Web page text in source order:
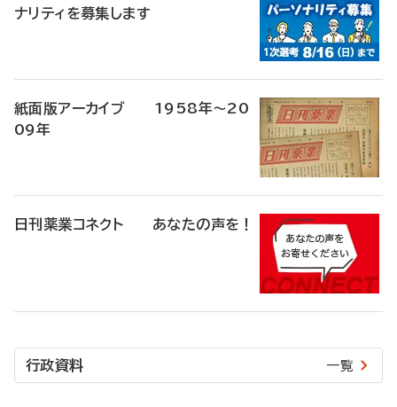
ナリティを募集します
紙面版アーカイブ 1958年～20
09年
日刊薬業コネクト あなたの声を！
行政資料 一覧